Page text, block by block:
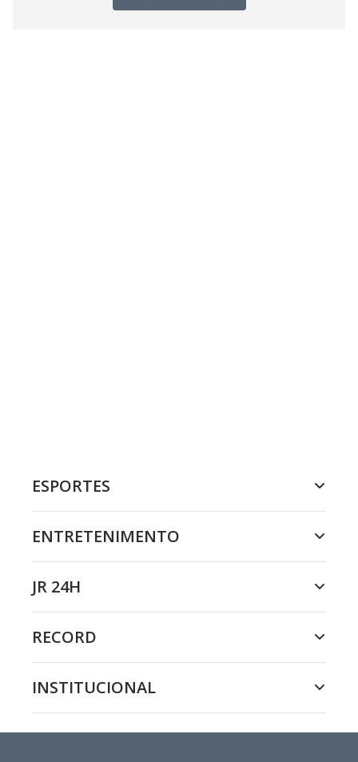
ESPORTES
ENTRETENIMENTO
JR 24H
RECORD
INSTITUCIONAL